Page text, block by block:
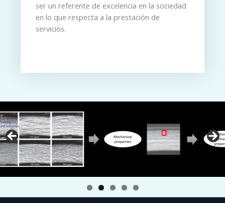
ser un referente de excelencia en la sociedad
en lo que respecta a la prestación de
servicios.